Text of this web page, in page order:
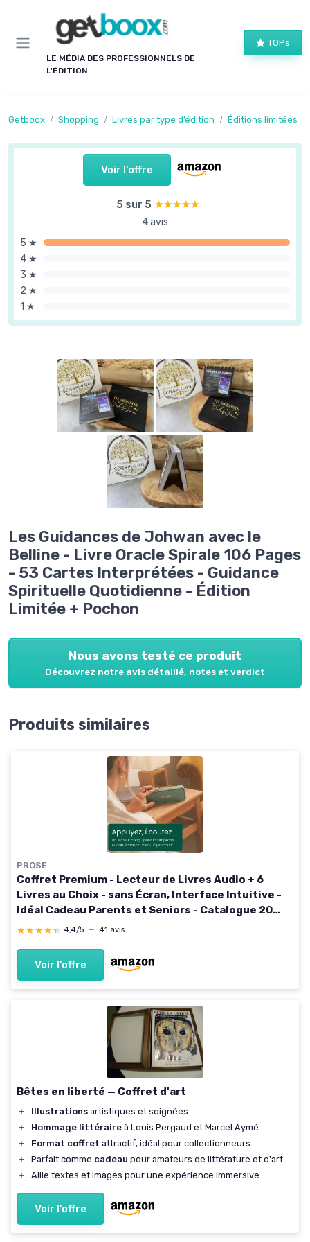
LE MÉDIA DES PROFESSIONNELS DE
L'ÉDITION
TOPs
Getboox Shopping Livres par type d’édition Éditions limitées
Voir l'offre
5 sur 5 ★★★★★
★★★★★
4 avis
5 ★
4 ★
3 ★
2 ★
1 ★
Les Guidances de Johwan avec le
Belline - Livre Oracle Spirale 106 Pages
- 53 Cartes Interprétées - Guidance
Spirituelle Quotidienne - Édition
Limitée + Pochon
Nous avons testé ce produit
Découvrez notre avis détaillé, notes et verdict
Produits similaires
PROSE
Coffret Premium - Lecteur de Livres Audio + 6
Livres au Choix - sans Écran, Interface Intuitive -
Idéal Cadeau Parents et Seniors - Catalogue 20
000 Titres Coffret 6 livres
★★★★★
★★★★★ 4,4/5 — 41 avis
Voir l'offre
Bêtes en liberté — Coffret d'art
＋ Illustrations artistiques et soignées
＋
Hommage littéraire à Louis Pergaud et Marcel Aymé
＋
Format coffret attractif, idéal pour collectionneurs
＋
Parfait comme cadeau pour amateurs de littérature et d'art
＋
Allie textes et images pour une expérience immersive
Voir l'offre